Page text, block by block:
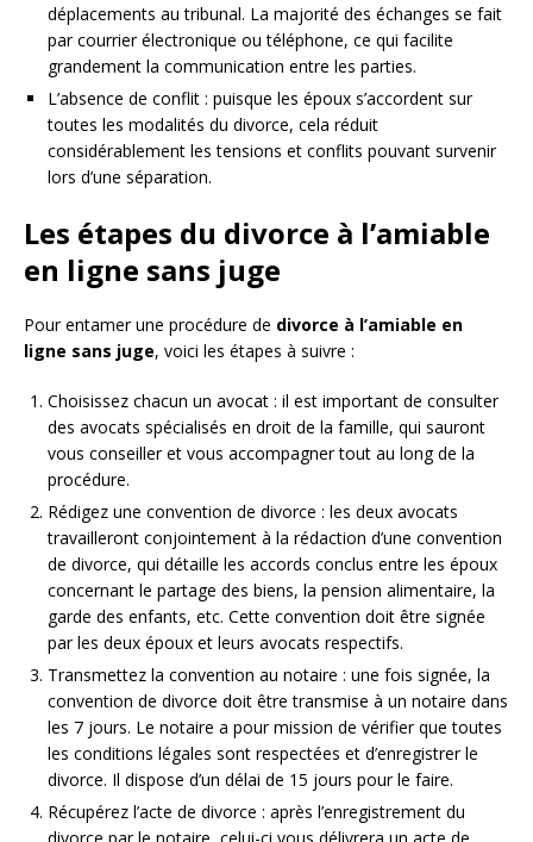
déplacements au tribunal. La majorité des échanges se fait
par courrier électronique ou téléphone, ce qui facilite
grandement la communication entre les parties.
L’absence de conflit : puisque les époux s’accordent sur
toutes les modalités du divorce, cela réduit
considérablement les tensions et conflits pouvant survenir
lors d’une séparation.
Les étapes du divorce à l’amiable
en ligne sans juge
Pour entamer une procédure de divorce à l’amiable en
ligne sans juge, voici les étapes à suivre :
Choisissez chacun un avocat : il est important de consulter
des avocats spécialisés en droit de la famille, qui sauront
vous conseiller et vous accompagner tout au long de la
procédure.
Rédigez une convention de divorce : les deux avocats
travailleront conjointement à la rédaction d’une convention
de divorce, qui détaille les accords conclus entre les époux
concernant le partage des biens, la pension alimentaire, la
garde des enfants, etc. Cette convention doit être signée
par les deux époux et leurs avocats respectifs.
Transmettez la convention au notaire : une fois signée, la
convention de divorce doit être transmise à un notaire dans
les 7 jours. Le notaire a pour mission de vérifier que toutes
les conditions légales sont respectées et d’enregistrer le
divorce. Il dispose d’un délai de 15 jours pour le faire.
Récupérez l’acte de divorce : après l’enregistrement du
divorce par le notaire, celui-ci vous délivrera un acte de